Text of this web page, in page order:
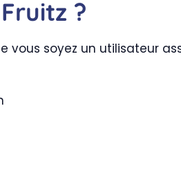
?
vous soyez un utilisateur